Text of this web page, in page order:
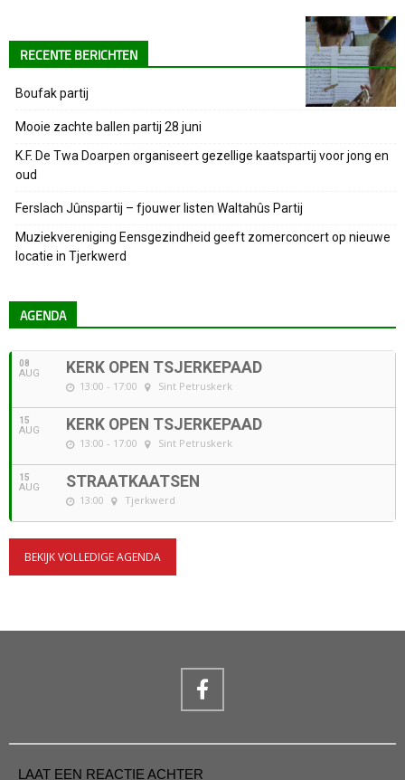
RECENTE BERICHTEN
Boufak partij
Mooie zachte ballen partij 28 juni
K.F. De Twa Doarpen organiseert gezellige kaatspartij voor jong en
oud
Ferslach Jûnspartij – fjouwer listen Waltahûs Partij
Muziekvereniging Eensgezindheid geeft zomerconcert op nieuwe
locatie in Tjerkwerd
AGENDA
08
AUG KERK OPEN TSJERKEPAAD
13:00 - 17:00 Sint Petruskerk
15
AUG KERK OPEN TSJERKEPAAD
13:00 - 17:00 Sint Petruskerk
15
AUG STRAATKAATSEN
13:00 Tjerkwerd
BEKIJK VOLLEDIGE AGENDA
LAAT EEN REACTIE ACHTER